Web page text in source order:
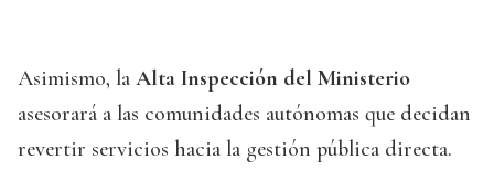
Asimismo, la Alta Inspección del Ministerio
asesorará a las comunidades autónomas que decidan
revertir servicios hacia la gestión pública directa.